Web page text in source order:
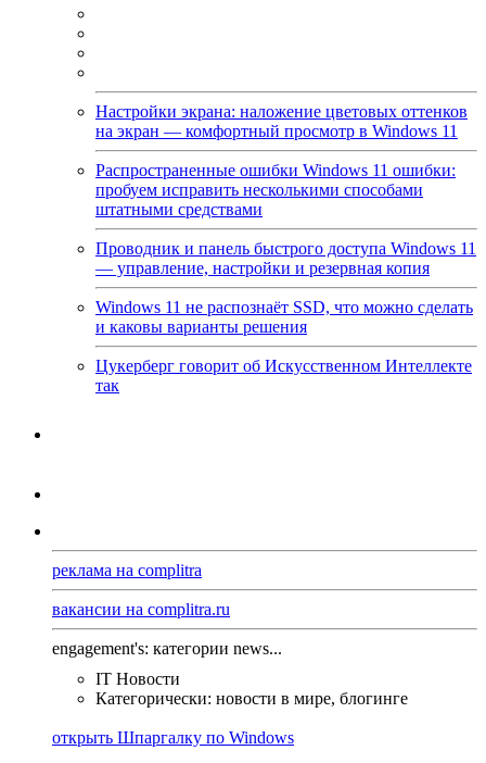
Настройки экрана: наложение цветовых оттенков
на экран — комфортный просмотр в Windows 11
Распространенные ошибки Windows 11 ошибки:
пробуем исправить несколькими способами
штатными средствами
Проводник и панель быстрого доступа Windows 11
— управление, настройки и резервная копия
Windows 11 не распознаёт SSD, что можно сделать
и каковы варианты решения
Цукерберг говорит об Искусственном Интеллекте
так
реклама на complitra
вакансии на complitra.ru
engagement's: категории news...
IT Новости
Категорически: новости в мире, блогинге
открыть Шпаргалку по Windows